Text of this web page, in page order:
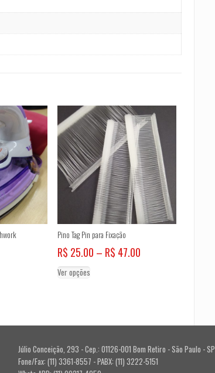
Pino Tag Pin para Fixação
R$ 25.00 – R$ 47.00
Ver opções
As
podem
ser
Júlio Conceição, 293 - Cep.: 01126-001 Bom Retiro - São Paulo - SP
Fone/Fax: (11) 3361-8557 - PABX: (11) 3222-5151